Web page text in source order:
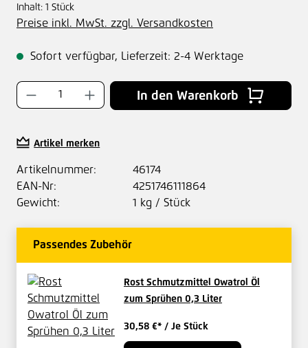
Inhalt: 1 Stück
Preise inkl. MwSt. zzgl. Versandkosten
Sofort verfügbar, Lieferzeit: 2-4 Werktage
Produkt Anzahl: Gib den gewünschten
In den Warenkorb
Artikel merken
Artikelnummer:
46174
EAN-Nr:
4251746111864
Gewicht:
1 kg / Stück
Passendes Zubehör
Rost Schmutzmittel Owatrol Öl
zum Sprühen 0,3 Liter
30,58 €* / Je Stück